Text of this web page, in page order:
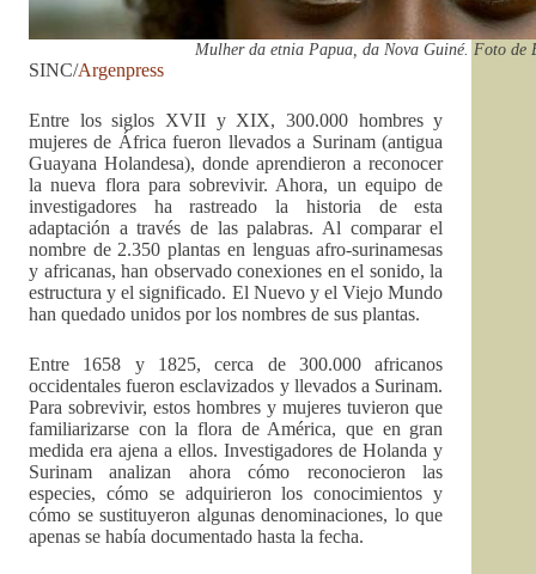
Mulher da etnia Papua, da Nova Guiné. Foto de
SINC/Argenpress
Entre los siglos XVII y XIX, 300.000 hombres y
mujeres de África fueron llevados a Surinam (antigua
Guayana Holandesa), donde aprendieron a reconocer
la nueva flora para sobrevivir. Ahora, un equipo de
investigadores ha rastreado la historia de esta
adaptación a través de las palabras. Al comparar el
nombre de 2.350 plantas en lenguas afro-surinamesas
y africanas, han observado conexiones en el sonido, la
estructura y el significado. El Nuevo y el Viejo Mundo
han quedado unidos por los nombres de sus plantas.
Entre 1658 y 1825, cerca de 300.000 africanos
occidentales fueron esclavizados y llevados a Surinam.
Para sobrevivir, estos hombres y mujeres tuvieron que
familiarizarse con la flora de América, que en gran
medida era ajena a ellos. Investigadores de Holanda y
Surinam analizan ahora cómo reconocieron las
especies, cómo se adquirieron los conocimientos y
cómo se sustituyeron algunas denominaciones, lo que
apenas se había documentado hasta la fecha.